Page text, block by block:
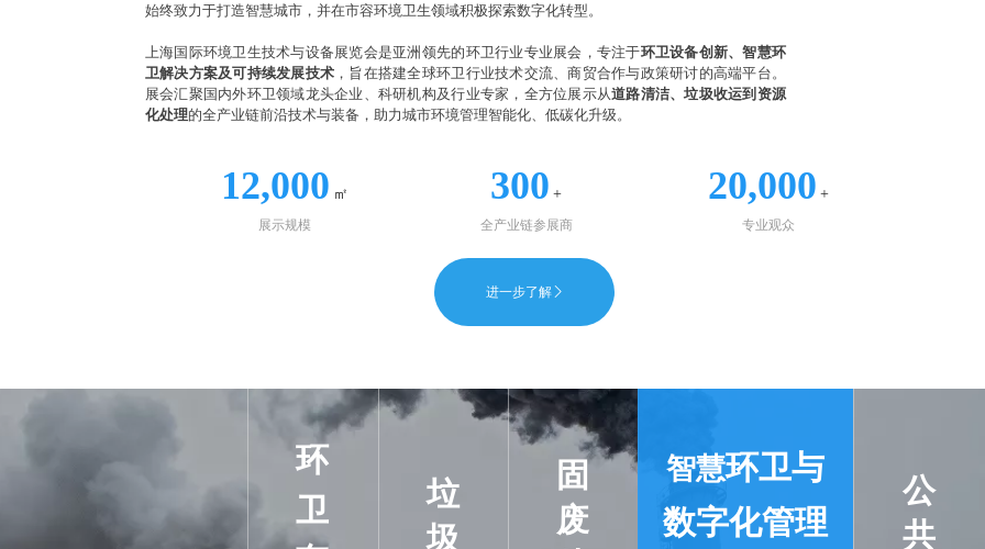
始终致力于打造智慧城市，并在市容环境卫生领域积极探索数字化转型。
上海国际环境卫生技术与设备展览会是亚洲领先的环卫行业专业展会，专注于环卫设备创新、智慧环
卫解决方案及可持续发展技术 ，旨在搭建全球环卫行业技术交流、商贸合作与政策研讨的高端平台。
展会汇聚国内外环卫领域龙头企业、科研机构及行业专家，全方位展示从道路清洁、垃圾收运到资源
化处理的全产业链前沿技术与装备，助力城市环境管理智能化、低碳化升级。
12,000 ㎡
展示规模
300 +
全产业链参展商
20,000 +
专业观众
进一步了解򠈕
环
卫
垃
圾
固
废
智慧环卫与
数字化管理
公
共